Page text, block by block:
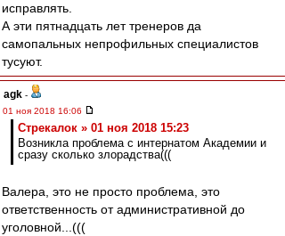
исправлять.
А эти пятнадцать лет тренеров да
самопальных непрофильных специалистов
тусуют.
agk -
01 ноя 2018 16:06
Стрекалок » 01 ноя 2018 15:23
Возникла проблема с интернатом Академии и
сразу сколько злорадства(((
Валера, это не просто проблема, это
ответственность от административной до
уголовной...(((